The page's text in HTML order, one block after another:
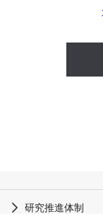
研究推進体制